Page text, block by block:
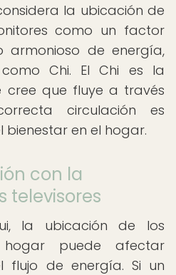
la ubicación de
como un factor
de energía,
Chi. El Chi es la
cree que fluye a través
circulación es
en el hogar.
con la
televisores
la ubicación de los
puede afectar
flujo de energía. Si un